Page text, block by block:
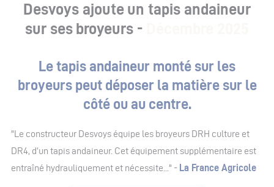
Desvoys ajoute un tapis andaineur
sur ses broyeurs -
Le tapis andaineur monté sur les
broyeurs peut déposer la matière sur le
côté ou au centre.
"Le constructeur Desvoys équipe les broyeurs DRH culture et
DR4, d’un tapis andaineur. Cet équipement supplémentaire est
entraîné hydrauliquement et nécessite..." - La France Agricole